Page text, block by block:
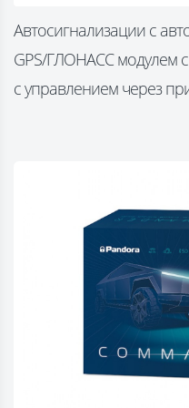
Автосигнализации с
GPS/ГЛОНАСС модулем
с управлением через